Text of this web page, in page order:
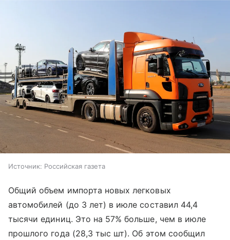
Источник: Российская газета
Общий объем импорта новых легковых
автомобилей (до 3 лет) в июле составил 44,4
тысячи единиц. Это на 57% больше, чем в июле
прошлого года (28,3 тыс шт). Об этом сообщил